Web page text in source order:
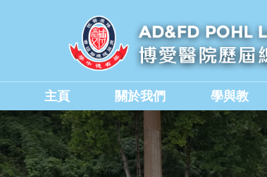
主頁 關於我們 學與教